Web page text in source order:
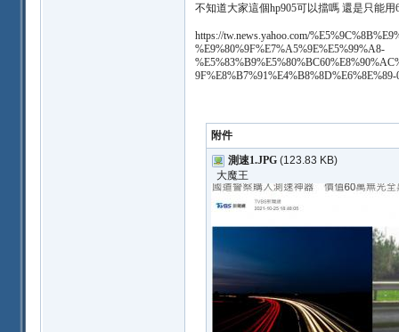
不知道大家這個hp905可以擋嗎 還是只能
https://tw.news.yahoo.com/
%E9%80%9F%E7%A5%9E%E5%99%A8-
9F%E8%B7%91%E4%B8%8D%E6%8E%89-
附件
測速1.JPG (123.83 KB)
大魔王